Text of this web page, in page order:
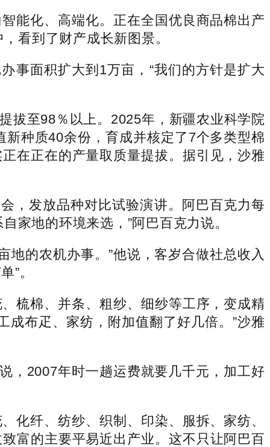
化、高端化。正在全国优良商品棉出产
看到了财产成长新图景。
面积扩大到1万亩，“我们的方针是扩大
至98％以上。2025年，新疆农业科学院
种质40余份，育成并核定了7个多类型棉
在正在的产量取质量提拔。据引见，沙雅
发放品种对比试验演讲。阿巴百克力每
家地的环境来选，”阿巴百克力说。
的农机办事。”他说，客岁合做社总收入
”。
棉、并条、粗纱、细纱等工序，变成精
成布疋、家纺，附加值翻了好几倍。”沙雅
2007年时一趟运费就要几千元，加工好
纤、纺纱、织制、印染、服拆、家纺、
富的主要平易近出产业。这不只让阿巴百